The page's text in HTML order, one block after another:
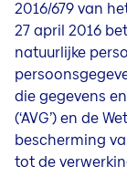
2016/679 van
27 april 2016
natuurlijke
die gegevens
(‘AVG’) en de
bescherming
tot de